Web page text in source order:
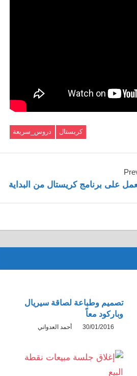
دروس_سريعة كريستال
على برنامج كريستال من البداية
تصميم وطباعة لصاقة سيريال
وباركود معاً
30/01/2016 أحمد العدواني